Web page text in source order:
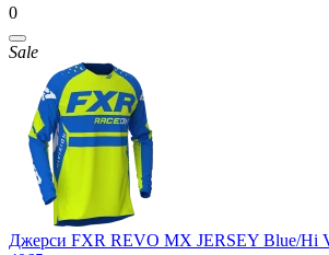
0
Sale
Джерси FXR REVO MX JERSEY Blue/Hi